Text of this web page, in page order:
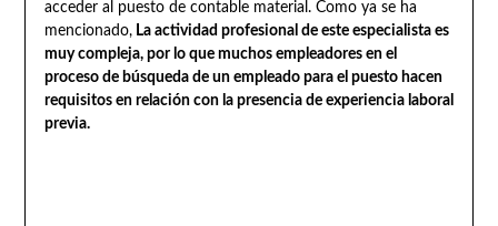
acceder al puesto de contable material. Como ya se ha
mencionado,La actividad profesional de este especialista es
muy compleja, por lo que muchos empleadores en el
proceso de búsqueda de un empleado para el puesto hacen
requisitos en relación con la presencia de experiencia laboral
previa.